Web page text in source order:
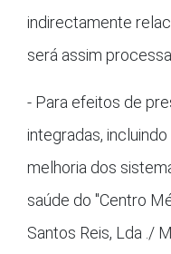
indirectamente
será assim
- Para efeitos de
integradas,
melhoria dos
saúde do "Centro
Santos Reis, Lda ./